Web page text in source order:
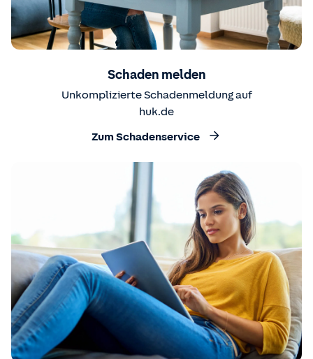
Schaden melden
Unkomplizierte Schadenmeldung auf
huk.de
Zum Schadenservice